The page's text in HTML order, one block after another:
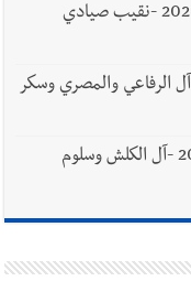
وفاة الحاج مصطفى محمود بوجي -31-7-2026 -نقيب صيادي
وفاة الحاج نور الدين الرفاعي 30-7-2026 آل الرفاعي والمصري وسكر
وفاة الحاج حسن حسين الكلش -28-7-2027 -آل الكلش وسلوم